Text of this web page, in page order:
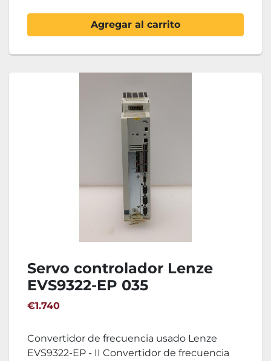
Agregar al carrito
Servo controlador Lenze
EVS9322-EP 035
€1.740
Convertidor de frecuencia usado Lenze
EVS9322-EP - II Convertidor de frecuencia